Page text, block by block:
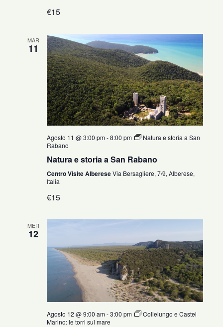
€15
MAR
11
Agosto 11 @ 3:00 pm-8:00 pm
Natura e storia a San
Rabano
Natura e storia a San Rabano
Centro Visite AlbereseVia Bersagliere, 7/9, Alberese,
Italia
€15
MER
12
Agosto 12 @ 9:00 am-3:00 pm
Collelungo e Castel
Marino: le torri sul mare